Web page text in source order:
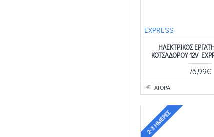
EXPRESS
ΗΛΕΚΤΡΙΚΟΣ
ΚΟΤΣΑΔΟΡΟΥ 12V
76,99€
ΑΓΟΡΑ
2-3 ΗΜΈΡΕΣ